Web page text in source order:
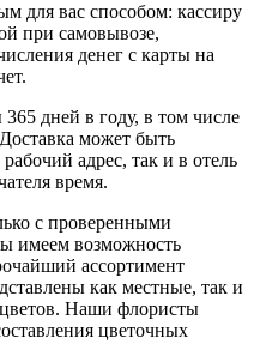
для вас способом: кассиру
при самовывозе,
денег с карты на
дней в году, в том числе
может быть
адрес, так и в отель
время.
с проверенными
имеем возможность
ассортимент
как местные, так и
Наши флористы
цветочных